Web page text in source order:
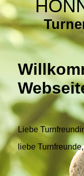
Liebe
liebe Turnfreunde,